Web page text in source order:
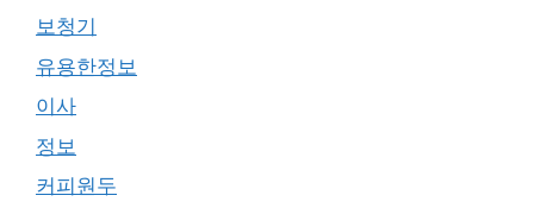
보청기
유용한정보
이사
정보
커피원두